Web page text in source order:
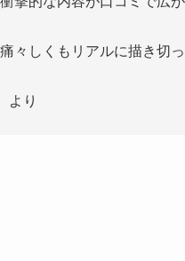
々しくもリアルに描き切
より